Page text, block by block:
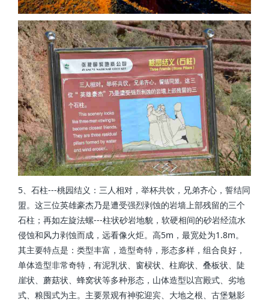
5、石柱---桃园结义：三人相对，举杯共饮，兄弟齐心，誓结同
盟。这三位英雄豪杰乃是遭受强烈剥蚀的岩墙上部残留的三个
石柱；再如左旋法螺---柱状砂岩地貌，软硬相间的砂岩经流水
侵蚀和风力剥蚀而成，远看像火炬。高5m，最宽处为1.8m。
其主要特点是：类型丰富，造型奇特，形态多样，组合良好，
单体造型非常奇特，有泥乳状、窗棂状、柱廊状、叠板状、陡
崖状、蘑菇状、蜂窝状等多种形态，山体造型以宫殿式、劣地
式、粮囤式为主。主要景观有神驼迎宾、大地之根、古堡魅影